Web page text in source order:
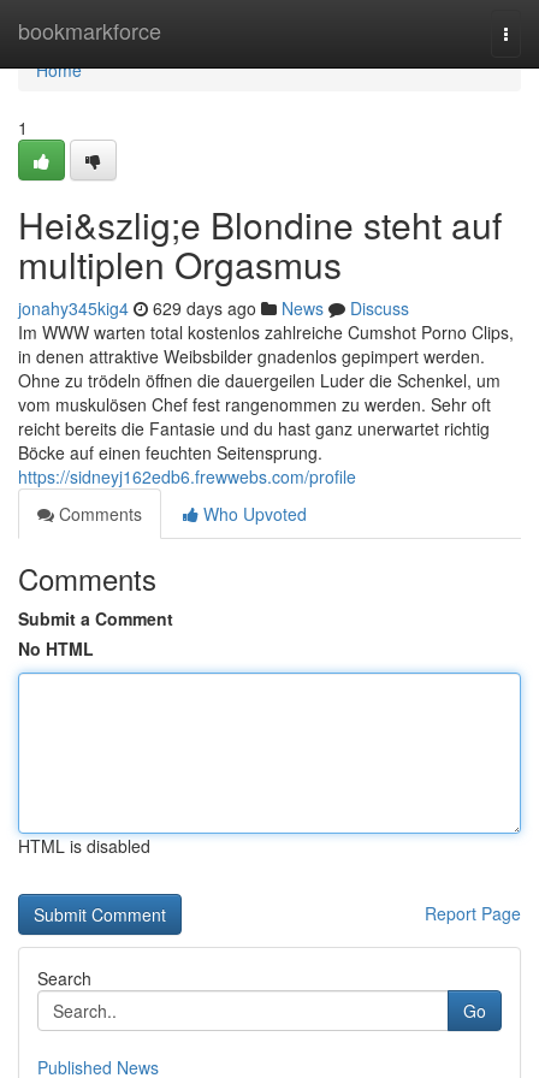
bookmarkforce
Home
Home
1
Hei&szlig;e Blondine steht auf
multiplen Orgasmus
jonahy345kig4 629 days ago News
Discuss
Im WWW warten total kostenlos zahlreiche Cumshot Porno Clips,
in denen attraktive Weibsbilder gnadenlos gepimpert werden.
Ohne zu trödeln öffnen die dauergeilen Luder die Schenkel, um
vom muskulösen Chef fest rangenommen zu werden. Sehr oft
reicht bereits die Fantasie und du hast ganz unerwartet richtig
Böcke auf einen feuchten Seitensprung.
https://sidneyj162edb6.frewwebs.com/profile
Comments
Who Upvoted
Comments
Submit a Comment
No HTML
HTML is disabled
Report Page
Search
Go
Published News